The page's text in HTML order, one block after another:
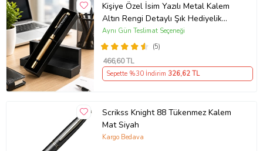
Kişiye Özel İsim Yazılı Metal Kalem
Altın Rengi Detaylı Şık Hediyelik
Roller Kalem Özel Kutusunda İmza
Kalemi
(5)
Aynı Gün Teslimat Seçeneği
466,60 TL
Sepette %30 İndirim 326,62 TL
Scrikss Knight 88 Tükenmez Kalem
Mat Siyah
Kargo Bedava